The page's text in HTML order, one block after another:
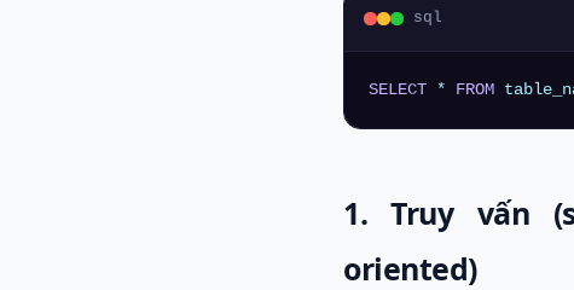
sql
SELECT * FROM
1. Truy vấn
oriented)